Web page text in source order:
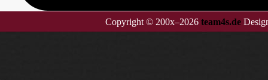
Copyright © 200x–2026 team4s.de